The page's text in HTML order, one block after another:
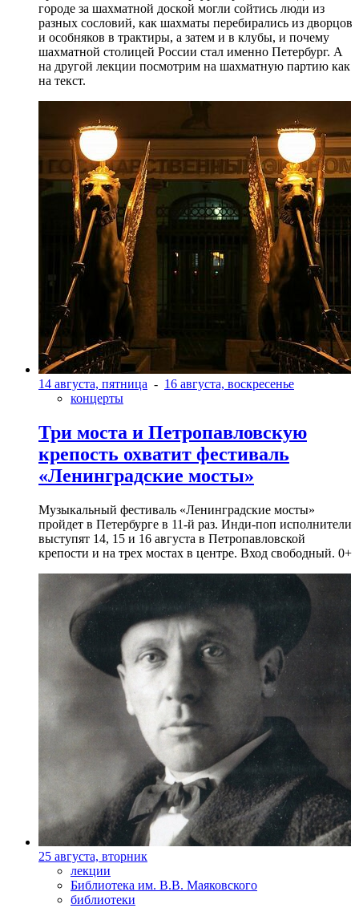
городе за шахматной доской могли сойтись люди из
разных сословий, как шахматы перебирались из дворцов
и особняков в трактиры, а затем и в клубы, и почему
шахматной столицей России стал именно Петербург. А
на другой лекции посмотрим на шахматную партию как
на текст.
14 августа, пятница - 16 августа, воскресенье
концерты
Три моста и Петропавловскую
крепость охватит фестиваль
«Ленинградские мосты»
Музыкальный фестиваль «Ленинградские мосты»
пройдет в Петербурге в 11-й раз. Инди-поп исполнители
выступят 14, 15 и 16 августа в Петропавловской
крепости и на трех мостах в центре. Вход свободный. 0+
25 августа, вторник
лекции
Библиотека им. В.В. Маяковского
библиотеки